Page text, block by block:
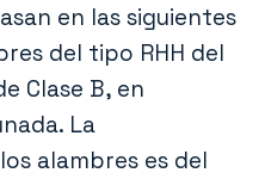
en las siguientes
del tipo RHH del
Clase B, en
La
alambres es del